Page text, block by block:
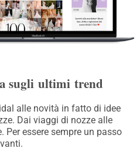
sugli ultimi trend
alle novità in fatto di idee
Dai viaggi di nozze alle
Per essere sempre un passo